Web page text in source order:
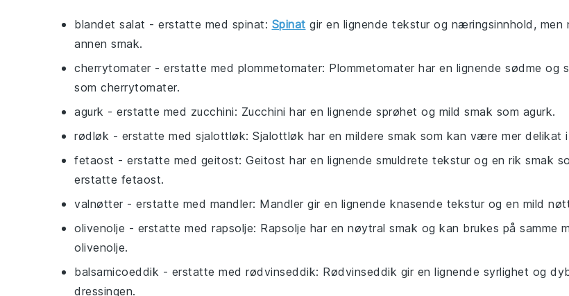
blandet salat - erstatte med spinat: Spinat gir en lignende tekstur og næringsinnhold, men
annen smak.
cherrytomater - erstatte med plommetomater: Plommetomater har en lignende sødme og
som cherrytomater.
agurk - erstatte med zucchini: Zucchini har en lignende sprøhet og mild smak som agurk.
rødløk - erstatte med sjalottløk: Sjalottløk har en mildere smak som kan være mer delikat
fetaost - erstatte med geitost: Geitost har en lignende smuldrete tekstur og en rik smak
erstatte fetaost.
valnøtter - erstatte med mandler: Mandler gir en lignende knasende tekstur og en mild
olivenolje - erstatte med rapsolje: Rapsolje har en nøytral smak og kan brukes på samme
olivenolje.
balsamicoeddik - erstatte med rødvinseddik: Rødvinseddik gir en lignende syrlighet og
dressingen.